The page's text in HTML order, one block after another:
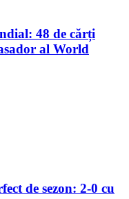
48 de cărți
al World
de sezon: 2-0 cu